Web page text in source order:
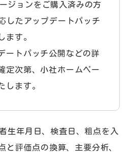
ジョンをご購入済みの方
したアップデートパッチ
ます。
ートパッチ公開などの詳
定次第、小社ホームペー
します。
生年月日、検査日、粗点を入
と評価点の換算、主要分析、